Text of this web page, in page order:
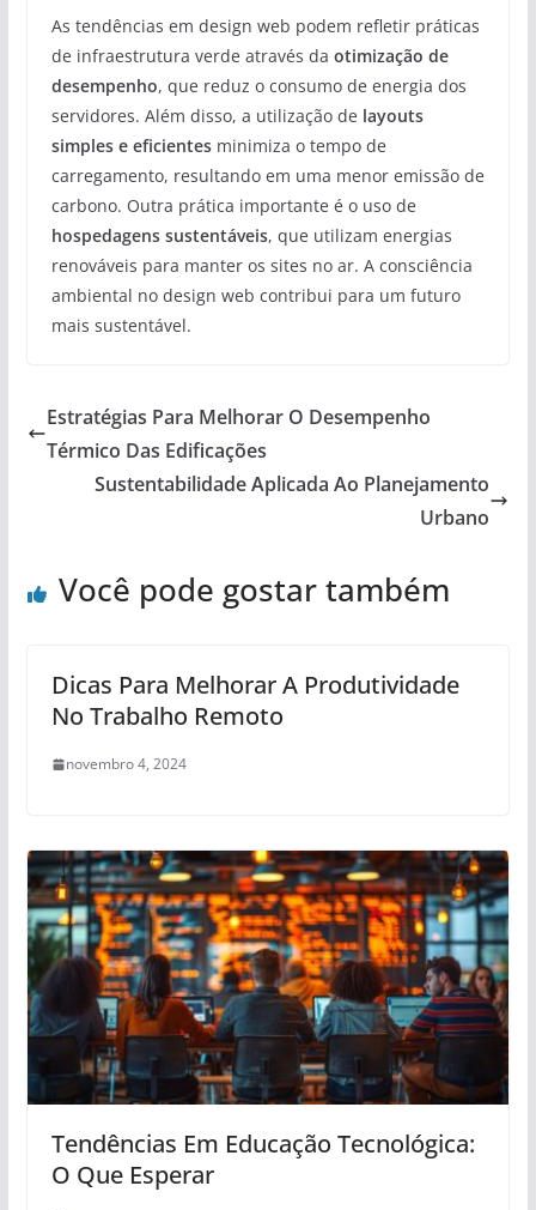
As tendências em design web podem refletir práticas
de infraestrutura verde através da otimização de
desempenho, que reduz o consumo de energia dos
servidores. Além disso, a utilização de layouts
simples e eficientesminimiza o tempo de
carregamento, resultando em uma menor emissão de
carbono. Outra prática importante é o uso de
hospedagens sustentáveis, que utilizam energias
renováveis para manter os sites no ar. A consciência
ambiental no design web contribui para um futuro
mais sustentável.
Estratégias Para Melhorar O Desempenho
Térmico Das Edificações
Sustentabilidade Aplicada Ao Planejamento
Urbano
Você pode gostar também
Dicas Para Melhorar A Produtividade
No Trabalho Remoto
novembro 4, 2024
Tendências Em Educação Tecnológica:
O Que Esperar